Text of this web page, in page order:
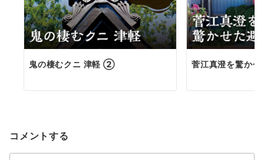
鬼の棲むクニ 津軽 ② 菅江真澄を驚か
コメントする